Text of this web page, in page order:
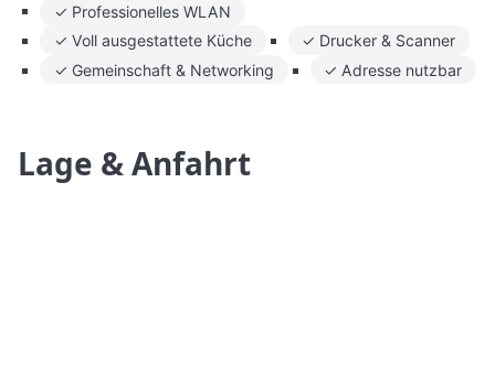
✓ Professionelles WLAN
✓ Voll ausgestattete Küche
✓ Drucker & Scanner
✓ Gemeinschaft & Networking
✓ Adresse nutzbar
Lage & Anfahrt